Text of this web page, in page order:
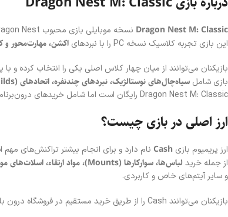
Dragon Nest M: Classic نسخه موبایلی بازی محبوب Dragon Nest است که توسط استودیوی
این بازی تجربه کلاسیک نسخه PC را با نبردهای
اکشن، مهارت‌محور و
بازیکنان می‌توانند از میان چهار کلاس اصلی یکی را انتخاب کرده
بازی شامل سیاه‌چال‌های نوستالژیک، نبردهای چندنفره، اتحادهای (Guilds) و نبردهای PvP
Dragon Nest M: Classic رایگان است اما شامل خریدهای درون‌برنامه‌ای برای آیتم‌های پریمیوم می‌باشد.
ارز اصلی در بازی چیست؟
ارز پریمیوم بازی Cash نام دارد و برای انجام بیشتر تراکنش‌های
از جمله خرید لباس‌ها، سوارکارها (Mounts)، مواد ارتقاء، اسلات‌های موجودی (Inventory Slots)
و سایر آیتم‌های خاص و کاربردی.
بازیکنان می‌توانند Cash را از طریق خرید مستقیم در فروشگاه درون بازی یا از طریق